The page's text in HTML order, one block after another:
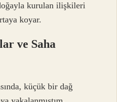
kurulan ilişkileri
koyar.
ve Saha
küçük bir dağ